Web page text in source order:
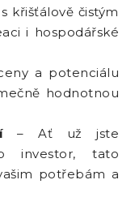
křišťálově čistým
i hospodářské
a potenciálu
hodnotnou
– Ať už jste
investor, tato
potřebám a